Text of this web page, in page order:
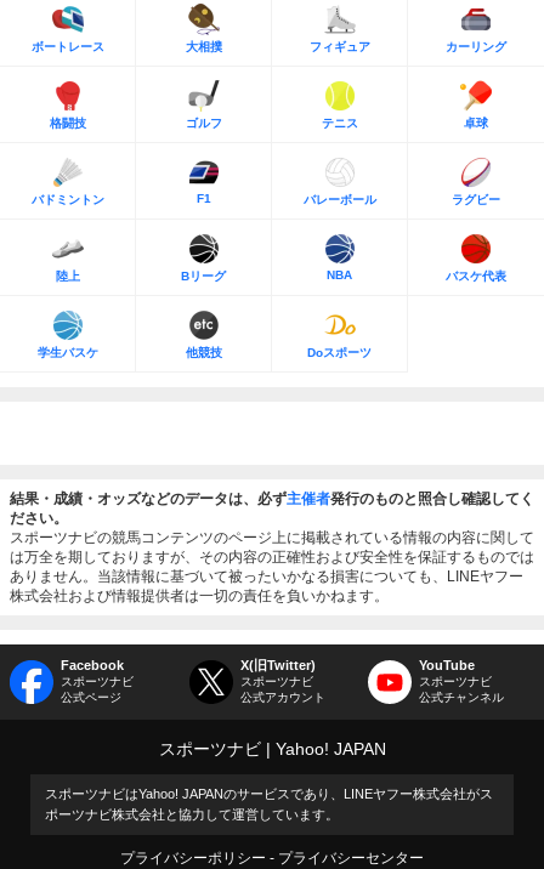
ボートレース 大相撲 フィギュア カーリング
格闘技 ゴルフ テニス 卓球
バドミントン F1 バレーボール ラグビー
陸上 Bリーグ NBA バスケ代表
学生バスケ 他競技 Doスポーツ
結果・成績・オッズなどのデータは、必ず主催者発行のものと照合し確認してく
ださい。
スポーツナビの競馬コンテンツのページ上に掲載されている情報の内容に関して
は万全を期しておりますが、その内容の正確性および安全性を保証するものでは
ありません。当該情報に基づいて被ったいかなる損害についても、LINEヤフー
株式会社および情報提供者は一切の責任を負いかねます。
Facebook
スポーツナビ
公式ページ
X(旧Twitter)
スポーツナビ
公式アカウント
YouTube
スポーツナビ
公式チャンネル
スポーツナビ Yahoo! JAPAN
スポーツナビはYahoo! JAPANのサービスであり、LINEヤフー株式会社がス
ポーツナビ株式会社と協力して運営しています。
プライバシーポリシー プライバシーセンター